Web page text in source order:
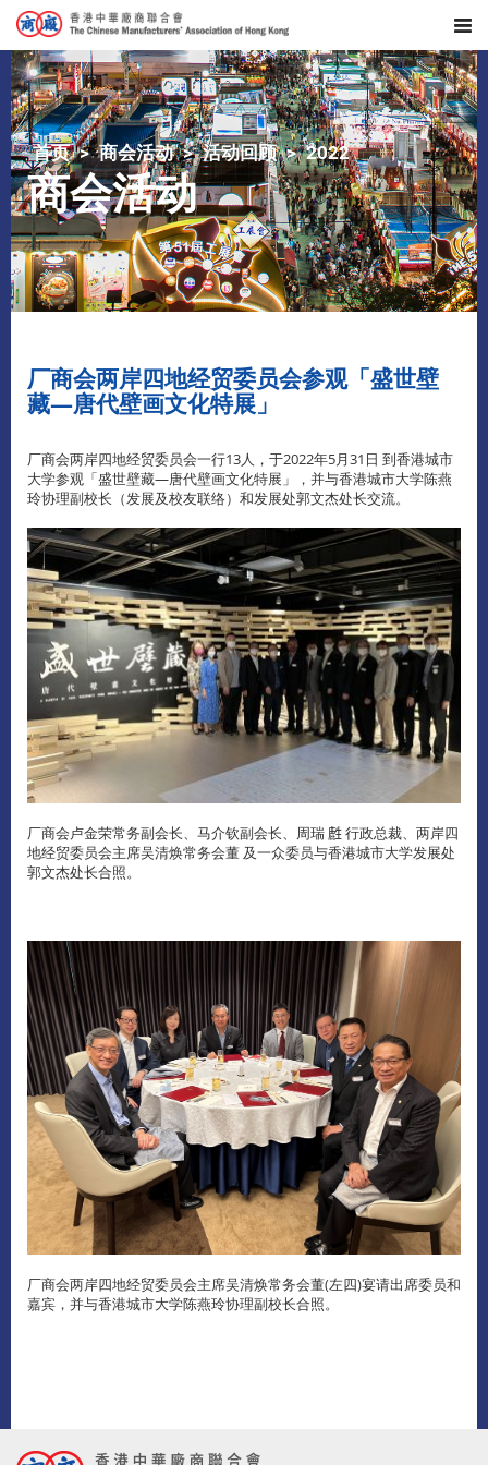
首页 商会活动 活动回顾 2022
商会活动
厂商会两岸四地经贸委员会参观「盛世壁
藏—唐代壁画文化特展」
厂商会两岸四地经贸委员会一行13人，于2022年5月31日 到香港城市
大学参观「盛世壁藏—唐代壁画文化特展」，并与香港城市大学陈燕
玲协理副校长（发展及校友联络）和发展处郭文杰处长交流。
厂商会卢金荣常务副会长、马介钦副会长、周瑞 𪊟 行政总裁、两岸四
地经贸委员会主席吴清焕常务会董 及一众委员与香港城市大学发展处
郭文杰处长合照。
厂商会两岸四地经贸委员会主席吴清焕常务会董(左四)宴请出席委员和
嘉宾，并与香港城市大学陈燕玲协理副校长合照。